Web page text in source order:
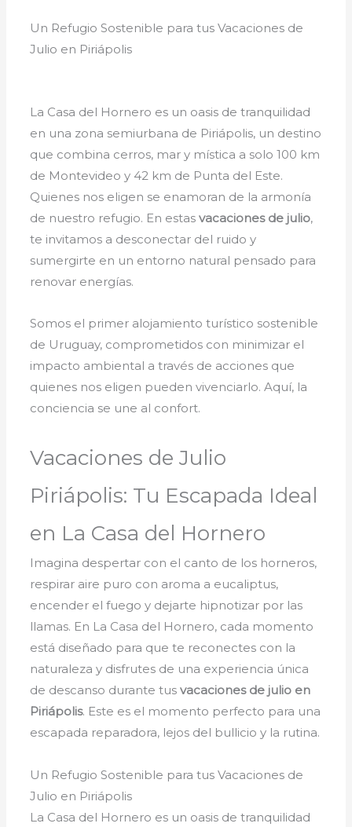
Un Refugio Sostenible para tus Vacaciones de
Julio en Piriápolis
La Casa del Hornero es un oasis de tranquilidad
en una zona semiurbana de Piriápolis, un destino
que combina cerros, mar y mística a solo 100 km
de Montevideo y 42 km de Punta del Este.
Quienes nos eligen se enamoran de la armonía
de nuestro refugio. En estasvacaciones de julio,
te invitamos a desconectar del ruido y
sumergirte en un entorno natural pensado para
renovar energías.
Somos el primer alojamiento turístico sostenible
de Uruguay, comprometidos con minimizar el
impacto ambiental a través de acciones que
quienes nos eligen pueden vivenciarlo. Aquí, la
conciencia se une al confort.
Vacaciones de Julio
Piriápolis: Tu Escapada Ideal
en La Casa del Hornero
Imagina despertar con el canto de los horneros,
respirar aire puro con aroma a eucaliptus,
encender el fuego y dejarte hipnotizar por las
llamas. En La Casa del Hornero, cada momento
está diseñado para que te reconectes con la
naturaleza y disfrutes de una experiencia única
de descanso durante tusvacaciones de julio en
Piriápolis. Este es el momento perfecto para una
escapada reparadora, lejos del bullicio y la rutina.
Un Refugio Sostenible para tus Vacaciones de
Julio en Piriápolis
La Casa del Hornero es un oasis de tranquilidad